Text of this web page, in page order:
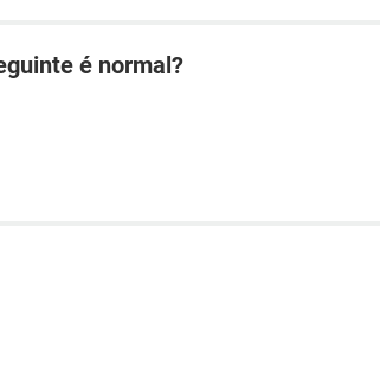
é normal?